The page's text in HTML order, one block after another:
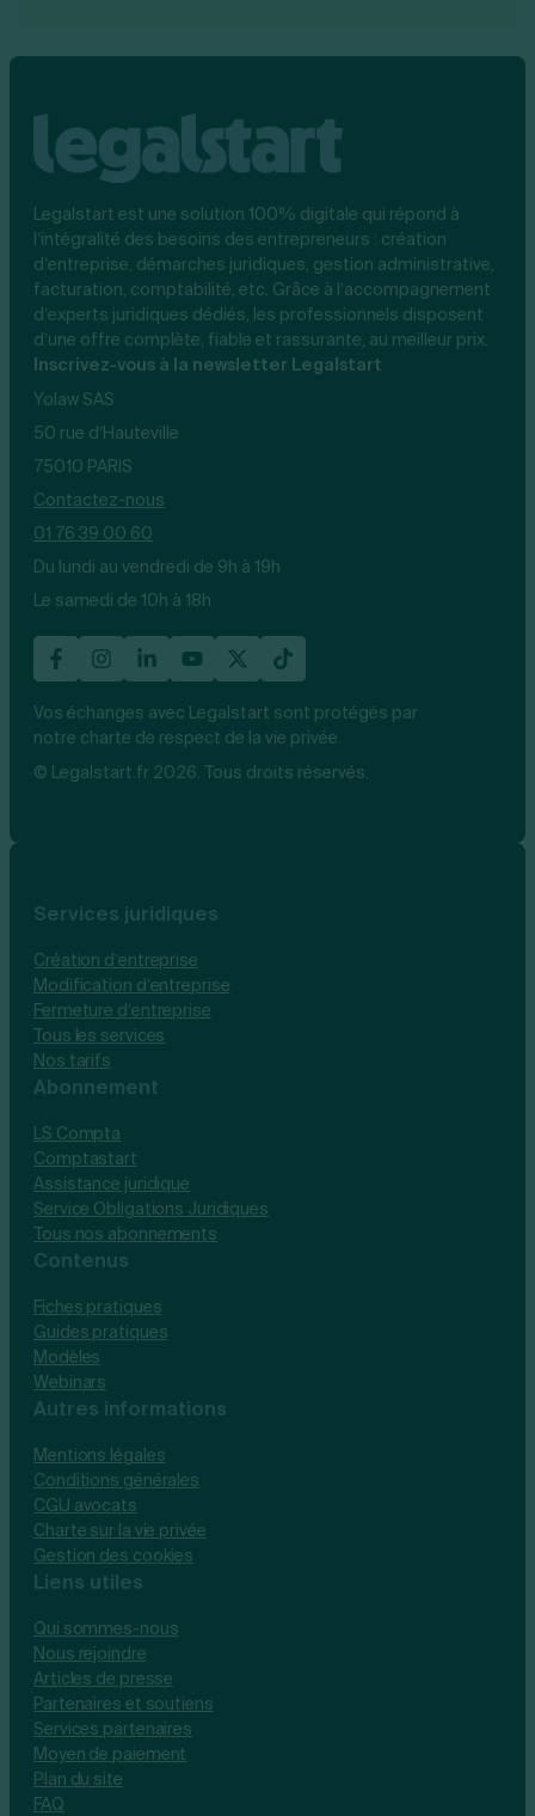
Legalstart est une solution 100% digitale qui répond à
l’intégralité des besoins des entrepreneurs : création
d’entreprise, démarches juridiques, gestion administrative,
facturation, comptabilité, etc. Grâce à l’accompagnement
d’experts juridiques dédiés, les professionnels disposent
d’une offre complète, fiable et rassurante, au meilleur prix.
Inscrivez-vous à la newsletter Legalstart
Yolaw SAS
50 rue d’Hauteville
75010 PARIS
Contactez-nous
01 76 39 00 60
Du lundi au vendredi de 9h à 19h
Le samedi de 10h à 18h
Vos échanges avec Legalstart sont protégés par
notre charte de respect de la vie privée.
© Legalstart.fr 2026. Tous droits réservés.
Services juridiques
Création d’entreprise
Modification d’entreprise
Fermeture d’entreprise
Tous les services
Nos tarifs
Abonnement
LS Compta
Comptastart
Assistance juridique
Service Obligations Juridiques
Tous nos abonnements
Contenus
Fiches pratiques
Guides pratiques
Modèles
Webinars
Autres informations
Mentions légales
Conditions générales
CGU avocats
Charte sur la vie privée
Gestion des cookies
Liens utiles
Qui sommes-nous
Nous rejoindre
Articles de presse
Partenaires et soutiens
Services partenaires
Moyen de paiement
Plan du site
FAQ